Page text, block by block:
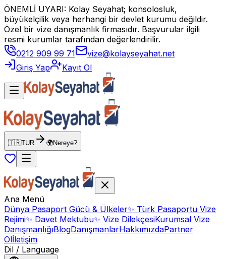
ÖNEMLİ UYARI: Kolay Seyahat; konsolosluk,
büyükelçilik veya herhangi bir devlet kurumu değildir.
Özel bir vize danışmanlık firmasıdır. Başvurular ilgili
resmi kurumlar tarafından değerlendirilir.
0212 909 99 71
vize@kolayseyahat.net
Giriş Yap
Kayıt Ol
🇹🇷TUR 🌍Nereye?
Ana Menü
Dünya Pasaport Gücü & Ülkeler✨ Türk Pasaportu Vize
Rejimi✨ Davet Mektubu✨ Vize DilekçesiKurumsal Vize
DanışmanlığıBlogDanışmanlarHakkımızdaPartner
Olİletişim
Dil / Language